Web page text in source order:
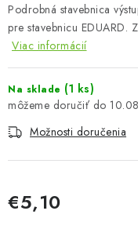
VOUCHERS
PREDÁVANÉ ZNAČKY
O Nás Moja objednávka
FAQ
Výstavy 2026
Podrobná stavebnica
pre stavebnicu EDUARD.
Viac informácií
Na sklade (1 ks)
Možnosti doručenia
€5,10